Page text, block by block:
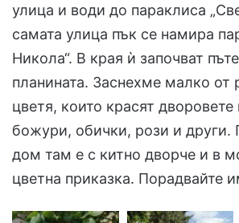
улица и води до параклиса
самата улица пък се намира
Никола“. В края ѝ започват
планината. Заснехме малко от
цветя, които красят
божури, обички, рози и други.
дом там е с китно дворче и в
цветна приказка. Порадвайте